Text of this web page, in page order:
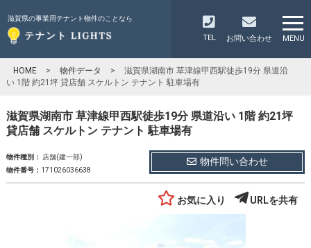
滋賀県の事業用テナント物件のことなら
TEL お問い合わせ MENU
HOME > 物件データ >
滋賀県湖南市 草津線甲西駅徒歩19分 県道沿
い 1階 約21坪 貸店舗 スケルトン テナント 駐車場有
滋賀県湖南市 草津線甲西駅徒歩19分 県道沿い 1階 約21坪
貸店舗 スケルトン テナント 駐車場有
物件種別： 店舗(建一部)
物件番号： 171026036638
物件問い合わせ
お気に入り URLを共有